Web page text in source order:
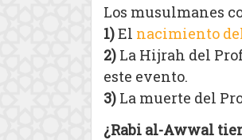
Los musulmanes
1)El nacimiento
2) La Hijrah del
este evento.
3) La muerte del
¿Rabi al-Awwal